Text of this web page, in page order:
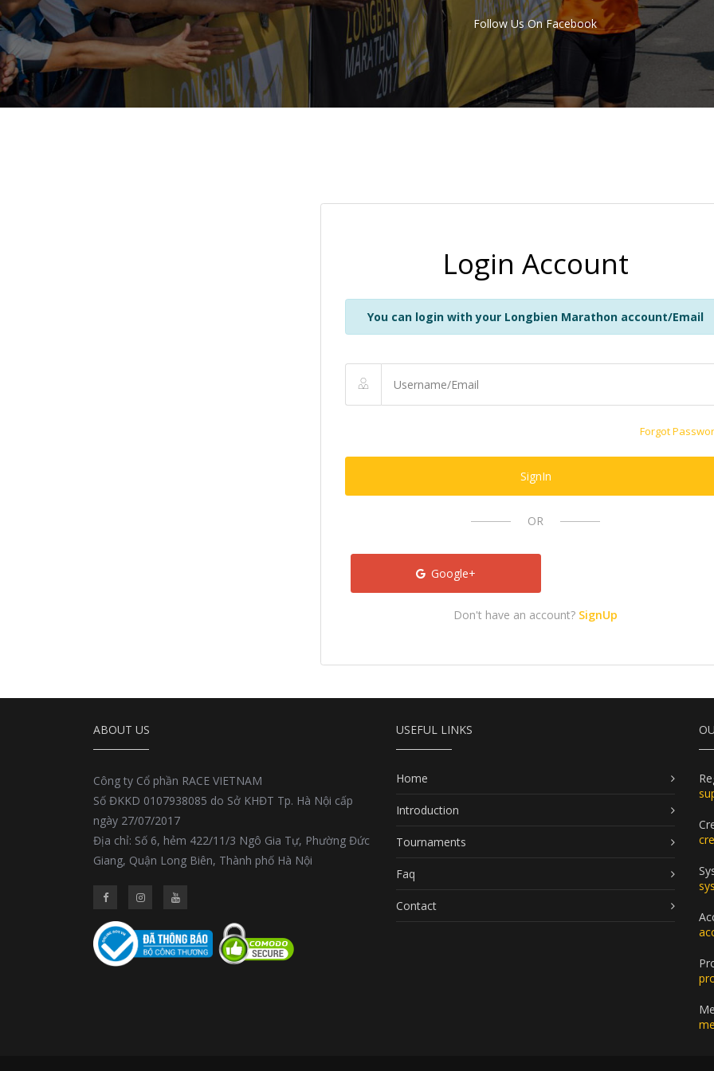
Follow Us On Facebook
Login Account
You can login with your Longbien Marathon account/Email
Forgot
SignIn
OR
Google+
Don't have an account? SignUp
ABOUT US
Công ty Cổ phần RACE VIETNAM
Số ĐKKD 0107938085 do Sở KHĐT Tp. Hà Nội cấp
ngày 27/07/2017
Địa chỉ: Số 6, hẻm 422/11/3 Ngô Gia Tự, Phường Đức
Giang, Quận Long Biên, Thành phố Hà Nội
USEFUL LINKS
Home
Introduction
Tournaments
Faq
Contact